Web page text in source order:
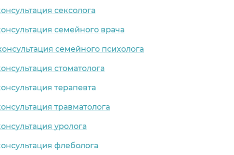
сексолога
семейного врача
семейного психолога
стоматолога
терапевта
травматолога
уролога
флеболога